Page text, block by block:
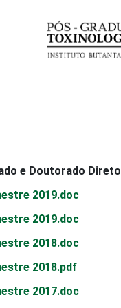
e Doutorado Direto
2019.doc
2019.doc
2018.doc
2018.pdf
2017.doc